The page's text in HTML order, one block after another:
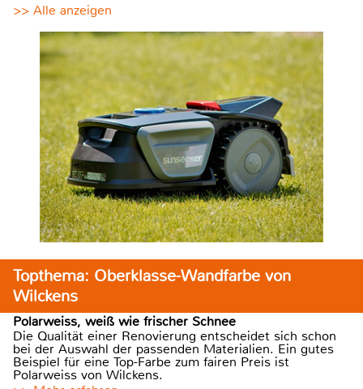
>> Alle anzeigen
Topthema: Oberklasse-Wandfarbe von
Wilckens
Polarweiss, weiß wie frischer Schnee
Die Qualität einer Renovierung entscheidet sich schon
bei der Auswahl der passenden Materialien. Ein gutes
Beispiel für eine Top-Farbe zum fairen Preis ist
Polarweiss von Wilckens.